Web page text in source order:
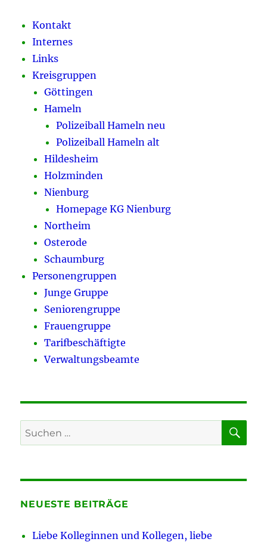
Kontakt
Internes
Links
Kreisgruppen
Göttingen
Hameln
Polizeiball Hameln neu
Polizeiball Hameln alt
Hildesheim
Holzminden
Nienburg
Homepage KG Nienburg
Northeim
Osterode
Schaumburg
Personengruppen
Junge Gruppe
Seniorengruppe
Frauengruppe
Tarifbeschäftigte
Verwaltungsbeamte
Suchen
nach:
NEUESTE BEITRÄGE
Liebe Kolleginnen und Kollegen, liebe